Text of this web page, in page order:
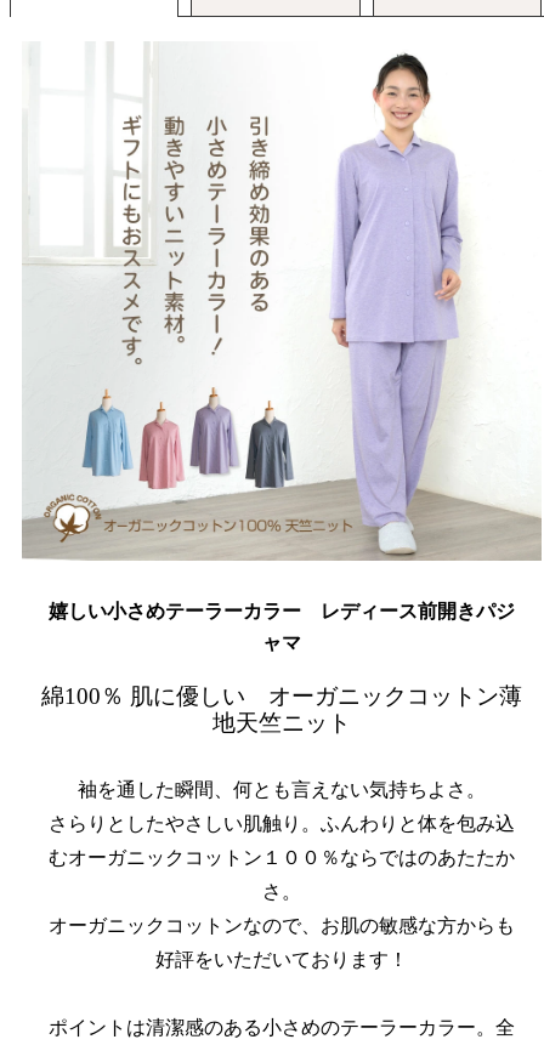
嬉しい小さめテーラーカラー レディース前開きパジ
ャマ
綿100％ 肌に優しい オーガニックコットン薄
地天竺ニット
袖を通した瞬間、何とも言えない気持ちよさ。
さらりとしたやさしい肌触り。ふんわりと体を包み込
むオーガニックコットン１００％ならではのあたたか
さ。
オーガニックコットンなので、お肌の敏感な方からも
好評をいただいております！
ポイントは清潔感のある小さめのテーラーカラー。全